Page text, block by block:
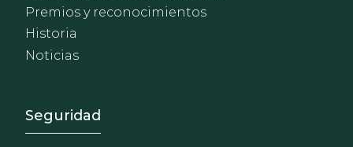
Premios y reconocimientos
Historia
Noticias
Footer - Extranet y
Seguridad